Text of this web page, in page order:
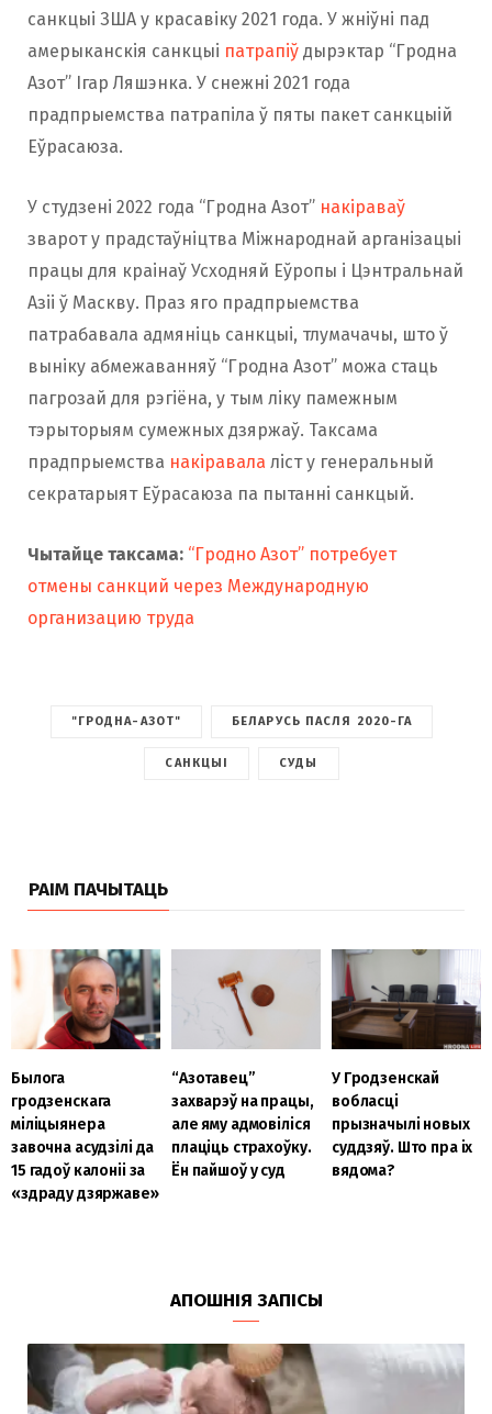
санкцыі ЗША у красавіку 2021 года. У жніўні пад
амерыканскія санкцыі патрапіў дырэктар “Гродна
Азот” Ігар Ляшэнка. У снежні 2021 года
прадпрыемства патрапіла ў пяты пакет санкцыій
Еўрасаюза.
У студзені 2022 года “Гродна Азот” накіраваў
зварот у прадстаўніцтва Міжнароднай арганізацыі
працы для краінаў Усходняй Еўропы і Цэнтральнай
Азіі ў Маскву. Праз яго прадпрыемства
патрабавала адмяніць санкцыі, тлумачачы, што ў
выніку абмежаванняў “Гродна Азот” можа стаць
пагрозай для рэгіёна, у тым ліку памежным
тэрыторыям сумежных дзяржаў. Таксама
прадпрыемства накіравала ліст у генеральный
секратарыят Еўрасаюза па пытанні санкцый.
Чытайце таксама: “Гродно Азот” потребует
отмены санкций через Международную
организацию труда
"ГРОДНА-АЗОТ" БЕЛАРУСЬ ПАСЛЯ 2020-ГА
САНКЦЫІ СУДЫ
РАІМ ПАЧЫТАЦЬ
Былога
гродзенскага
міліцыянера
завочна асудзілі да
15 гадоў калоніі за
«здраду дзяржаве»
“Азотавец”
захварэў на працы,
але яму адмовіліся
плаціць страхоўку.
Ён пайшоў у суд
У Гродзенскай
вобласці
прызначылі новых
суддзяў. Што пра іх
вядома?
АПОШНІЯ ЗАПІСЫ